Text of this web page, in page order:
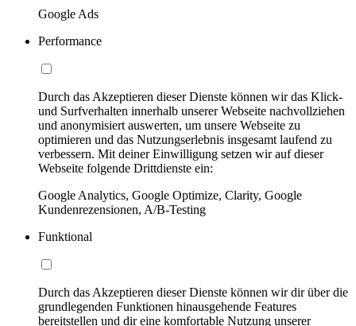
Google Ads
Performance
Durch das Akzeptieren dieser Dienste können wir das Klick-
und Surfverhalten innerhalb unserer Webseite nachvollziehen
und anonymisiert auswerten, um unsere Webseite zu
optimieren und das Nutzungserlebnis insgesamt laufend zu
verbessern. Mit deiner Einwilligung setzen wir auf dieser
Webseite folgende Drittdienste ein:
Google Analytics, Google Optimize, Clarity, Google
Kundenrezensionen, A/B-Testing
Funktional
Durch das Akzeptieren dieser Dienste können wir dir über die
grundlegenden Funktionen hinausgehende Features
bereitstellen und dir eine komfortable Nutzung unserer